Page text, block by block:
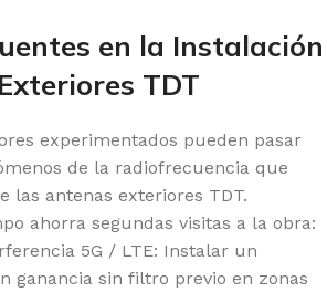
en la Instalación
TDT
experimentados pueden pasar
de la radiofrecuencia que
las antenas exteriores TDT.
ahorra segundas visitas a la obra:
5G / LTE: Instalar un
ganancia sin filtro previo en zonas